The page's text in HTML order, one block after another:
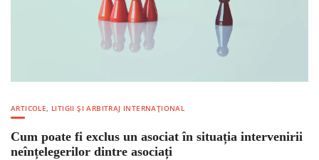
ARTICOLE, LITIGII ȘI ARBITRAJ INTERNAȚIONAL
Cum poate fi exclus un asociat în situația intervenirii
neînțelegerilor dintre asociați